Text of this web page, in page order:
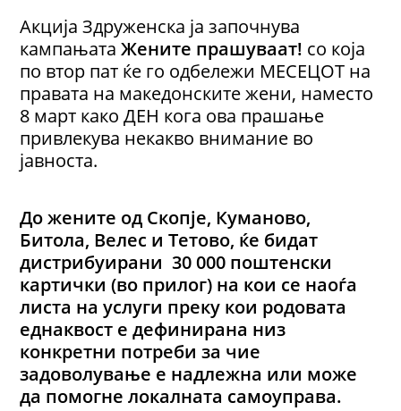
Акција Здруженска ја започнува
кампањатаЖените прашуваат! со која
по втор пат ќе го одбележи МЕСЕЦОТ на
правата на македонските жени, наместо
8 март како ДЕН кога ова прашање
привлекува некакво внимание во
јавноста.
До жените од Скопје, Куманово,
Битола, Велес и Тетово, ќе бидат
дистрибуирани 30 000 поштенски
картички (во прилог) на кои се наоѓа
листа на услуги преку кои родовата
еднаквост е дефинирана низ
конкретни потреби за чие
задоволување е надлежна или може
да помогне локалната самоуправа.